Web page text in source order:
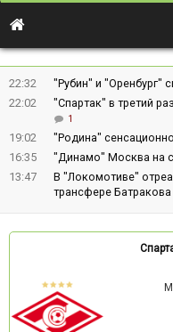
22:32
"Рубин" и "Оренбург"
22:02
"Спартак" в третий
1
19:02
"Родина"
16:35
"Динамо" Москва на
13:47
В "Локомотиве"
трансфере Батракова